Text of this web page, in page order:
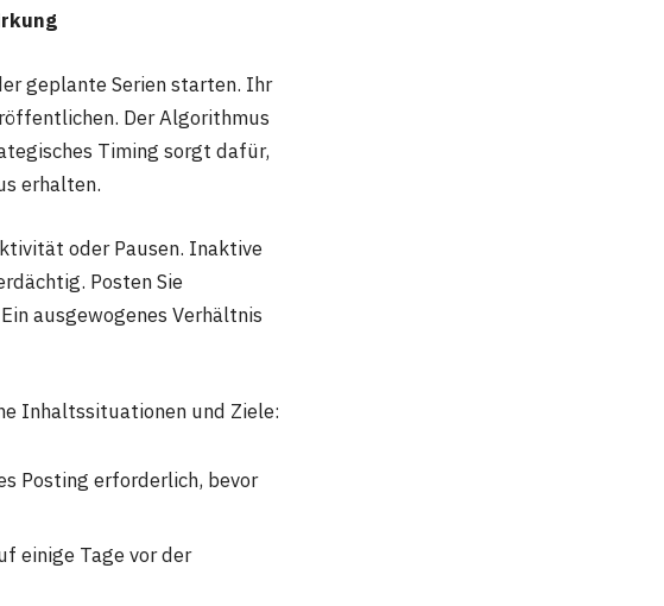
geplante Serien starten. Ihr
Der Algorithmus
Timing sorgt dafür,
erhalten.
oder Pausen. Inaktive
Posten Sie
ausgewogenes Verhältnis
Inhaltssituationen und Ziele:
Posting erforderlich, bevor
einige Tage vor der